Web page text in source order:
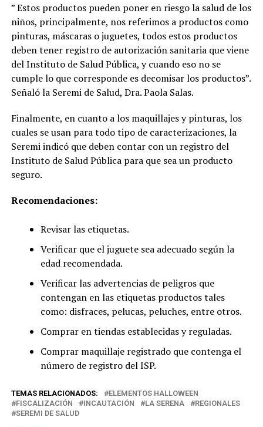
” Estos productos pueden poner en riesgo la salud de los
niños, principalmente, nos referimos a productos como
pinturas, máscaras o juguetes, todos estos productos
deben tener registro de autorización sanitaria que viene
del Instituto de Salud Pública, y cuando eso no se
cumple lo que corresponde es decomisar los productos”.
Señaló la Seremi de Salud, Dra. Paola Salas.
Finalmente, en cuanto a los maquillajes y pinturas, los
cuales se usan para todo tipo de caracterizaciones, la
Seremi indicó que deben contar con un registro del
Instituto de Salud Pública para que sea un producto
seguro.
Recomendaciones:
Revisar las etiquetas.
Verificar que el juguete sea adecuado según la
edad recomendada.
Verificar las advertencias de peligros que
contengan en las etiquetas productos tales
como: disfraces, pelucas, peluches, entre otros.
Comprar en tiendas establecidas y reguladas.
Comprar maquillaje registrado que contenga el
número de registro del ISP.
TEMAS RELACIONADOS:
ELEMENTOS HALLOWEEN
FISCALIZACIÓN
INCAUTACIÓN LA SERENA
REGIONALES
SEREMI DE SALUD